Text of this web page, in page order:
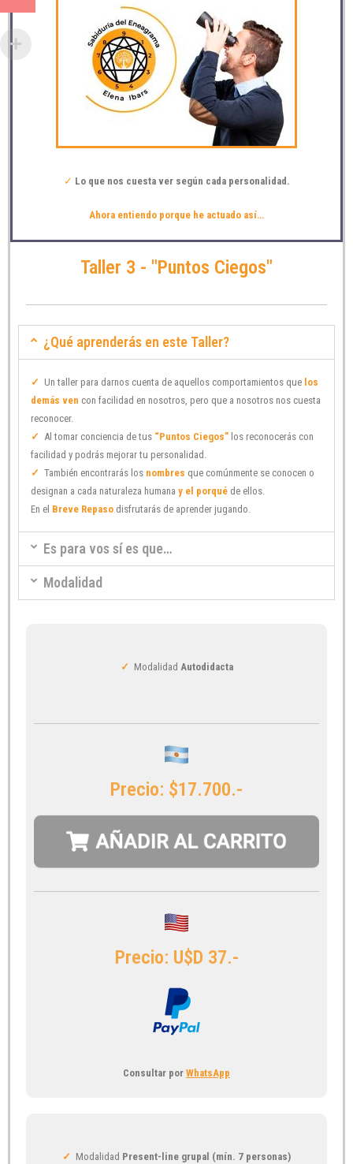
✓ Lo que nos cuesta ver según cada personalidad.
Ahora entiendo porque he actuado así…
Taller 3 - "Puntos Ciegos"
¿Qué aprenderás en este Taller?
✓ Un taller para darnos cuenta de aquellos comportamientos que los
demás ven con facilidad en nosotros, pero que a nosotros nos cuesta
reconocer.
✓ Al tomar conciencia de tus “Puntos Ciegos” los reconocerás con
facilidad y podrás mejorar tu personalidad.
✓ También encontrarás los nombres que comúnmente se conocen o
designan a cada naturaleza humana y el porqué de ellos.
En el Breve Repaso disfrutarás de aprender jugando.
Es para vos sí es que…
Modalidad
✓ Modalidad Autodidacta
Precio: $17.700.-
Precio: U$D 37.-
Consultar por WhatsApp
✓ Modalidad Present-line grupal (mín. 7 personas)